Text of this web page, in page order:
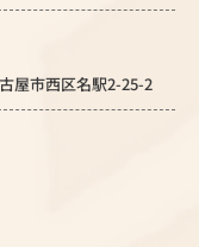
屋市西区名駅2-25-2